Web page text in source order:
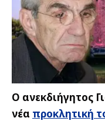
Ο ανεκδιήγητος
νέα προκλητική